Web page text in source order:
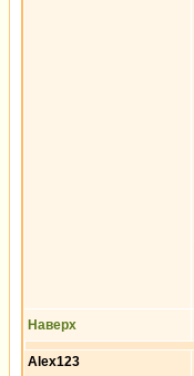
Наверх
Alex123